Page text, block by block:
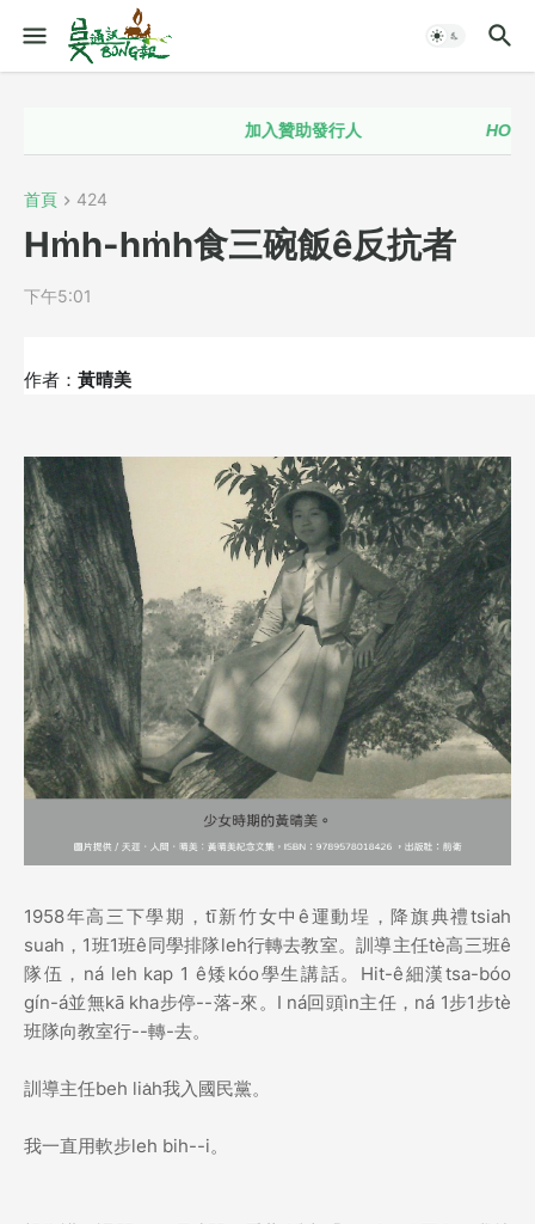
加入贊助發行人 HOT！！
首頁 424
Hm̍h-hm̍h食三碗飯ê反抗者
下午5:01
作者： 黃晴美
1958年高三下學期，tī新竹女中ê運動埕，降旗典禮tsiah
suah，1班1班ê同學排隊leh行轉去教室。訓導主任tè高三班ê
隊伍，ná leh kap 1 ê矮kóo學生講話。Hit-ê細漢tsa-bóo
gín-á並無kā kha步停--落-來。I ná回頭ìn主任，ná 1步1步tè
班隊向教室行--轉-去。
訓導主任beh lia̍h我入國民黨。
我一直用軟步leh bih--i。